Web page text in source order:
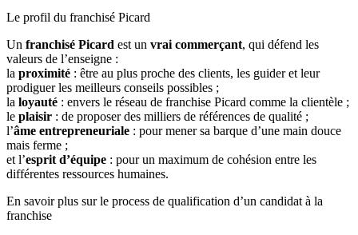
Le profil du franchisé Picard
Un franchisé Picard est un vrai commerçant, qui défend les
valeurs de l’enseigne :
la proximité : être au plus proche des clients, les guider et leur
prodiguer les meilleurs conseils possibles ;
la loyauté : envers le réseau de franchise Picard comme la clientèle ;
le plaisir : de proposer des milliers de références de qualité ;
l’âme entrepreneuriale : pour mener sa barque d’une main douce
mais ferme ;
et l’esprit d’équipe : pour un maximum de cohésion entre les
différentes ressources humaines.
En savoir plus sur le process de qualification d’un candidat à la
franchise